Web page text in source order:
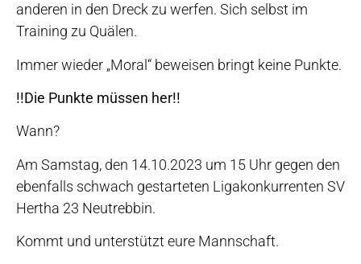
anderen in den Dreck zu werfen. Sich selbst im
Training zu Quälen.
Immer wieder „Moral“ beweisen bringt keine Punkte.
!!Die Punkte müssen her!!
Wann?
Am Samstag, den 14.10.2023 um 15 Uhr gegen den
ebenfalls schwach gestarteten Ligakonkurrenten SV
Hertha 23 Neutrebbin.
Kommt und unterstützt eure Mannschaft.